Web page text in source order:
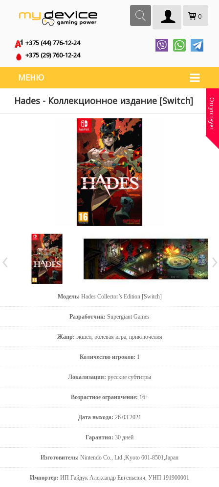
0
+375 (44) 776-12-24
+375 (29) 760-12-24
МЕНЮ
Hades - Коллекционное издание [Switch]
Модель: Hades Collector’s Edition [Switch]
Разработчик: Supergiant Games
Жанр: экшен, ролевая игра, приключения
Количество игроков: 1
Локализация: русские субтитры
Возрастное ограничение: 16+
Дата выхода: 26.03.2021
Гарантия: 30 дней
Изготовитель: Nintendo Co., Ltd.,Kyoto 601-8501,Japan
Импортер: ИП Гайдук Александр Евгеньевич, УНП 191900001
Отсутствует